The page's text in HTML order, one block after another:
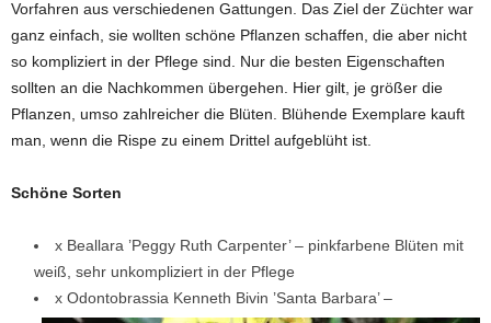
Vorfahren aus verschiedenen Gattungen. Das Ziel der Züchter war
ganz einfach, sie wollten schöne Pflanzen schaffen, die aber nicht
so kompliziert in der Pflege sind. Nur die besten Eigenschaften
sollten an die Nachkommen übergehen. Hier gilt, je größer die
Pflanzen, umso zahlreicher die Blüten. Blühende Exemplare kauft
man, wenn die Rispe zu einem Drittel aufgeblüht ist.
Schöne Sorten
x Beallara ’Peggy Ruth Carpenter’ – pinkfarbene Blüten mit
weiß, sehr unkompliziert in der Pflege
x Odontobrassia Kenneth Bivin ’Santa Barbara’ –